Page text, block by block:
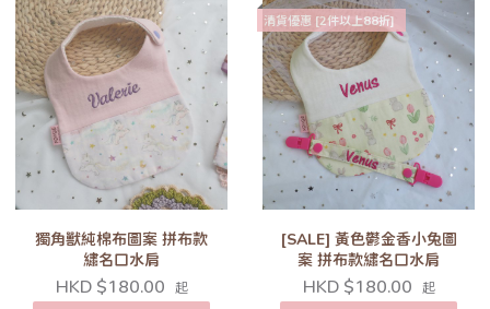
獨角獸純棉布圖案 拼布款
繡名口水肩
HKD $180.00 起
清貨優惠 [2件以上88折]
[SALE] 黃色鬱金香小兔圖
案 拼布款繡名口水肩
HKD $180.00 起